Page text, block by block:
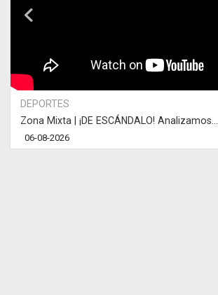
DEPORTES
Zona Mixta | ¡DE ESCÁNDALO! Analizamos...
06-08-2026